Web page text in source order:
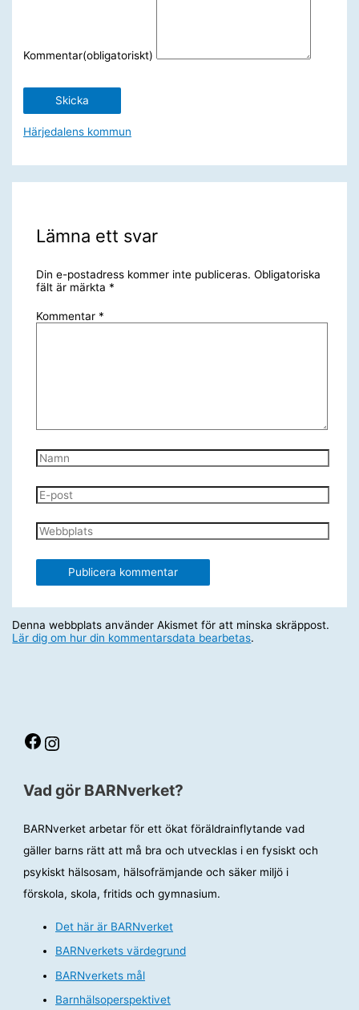
Kommentar(obligatoriskt)
Skicka
Härjedalens kommun
Lämna ett svar
Din e-postadress kommer inte publiceras. Obligatoriska
fält är märkta *
Kommentar *
Namn
E-
post
Webbplats
Denna webbplats använder Akismet för att minska skräppost.
Lär dig om hur din kommentarsdata bearbetas.
Facebook Instagram
Vad gör BARNverket?
BARNverket arbetar för ett ökat föräldrainflytande vad
gäller barns rätt att må bra och utvecklas i en fysiskt och
psykiskt hälsosam, hälsofrämjande och säker miljö i
förskola, skola, fritids och gymnasium.
Det här är BARNverket
BARNverkets värdegrund
BARNverkets mål
Barnhälsoperspektivet